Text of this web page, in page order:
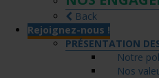
Back
Rejoignez-nous !
PRÉSENTATION
Notre
Nos